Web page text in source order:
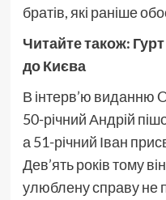
братів, які раніше
Читайте також:
до Києва
В інтерв’ю виданню
50-річний Андрій
а 51-річний Іван
Дев’ять років тому
улюблену справу не